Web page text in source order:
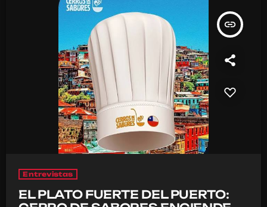
insert_link
Entrevistas
EL PLATO FUERTE DEL PUERTO: